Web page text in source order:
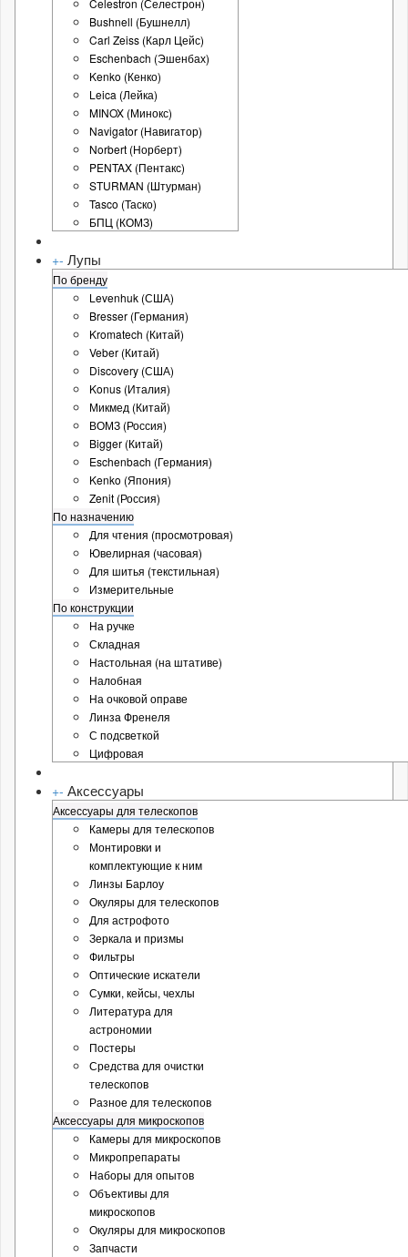
Celestron (Селестрон)
Bushnell (Бушнелл)
Carl Zeiss (Карл Цейс)
Eschenbach (Эшенбах)
Kenko (Кенко)
Leica (Лейка)
MINOX (Минокс)
Navigator (Навигатор)
Norbert (Норберт)
PENTAX (Пентакс)
STURMAN (Штурман)
Tasco (Таско)
БПЦ (КОМЗ)
+- Лупы
По бренду
Levenhuk (США)
Bresser (Германия)
Kromatech (Китай)
Veber (Китай)
Discovery (США)
Konus (Италия)
Микмед (Китай)
ВОМЗ (Россия)
Bigger (Китай)
Eschenbach (Германия)
Kenko (Япония)
Zenit (Россия)
По назначению
Для чтения (просмотровая)
Ювелирная (часовая)
Для шитья (текстильная)
Измерительные
По конструкции
На ручке
Складная
Настольная (на штативе)
Налобная
На очковой оправе
Линза Френеля
С подсветкой
Цифровая
+- Аксессуары
Аксессуары для телескопов
Камеры для телескопов
Монтировки и
комплектующие к ним
Линзы Барлоу
Окуляры для телескопов
Для астрофото
Зеркала и призмы
Фильтры
Оптические искатели
Сумки, кейсы, чехлы
Литература для
астрономии
Постеры
Средства для очистки
телескопов
Разное для телескопов
Аксессуары для микроскопов
Камеры для микроскопов
Микропрепараты
Наборы для опытов
Объективы для
микроскопов
Окуляры для микроскопов
Запчасти